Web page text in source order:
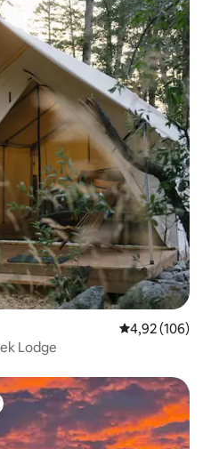
4,92 de uma
4,92 (106)
Lodge
dos hóspedes